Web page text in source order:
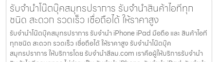
รับจำนำโน๊ตบุ๊คสมุทรปราการ รับจำนำสินค้าไอทีทุก
ชนิด สะดวก รวดเร็ว เชื่อถือได้ ให้ราคาสูง
รับจำนำโน๊ตบุ๊คสมุทรปราการ รับจำนำ iPhone iPad มือถือ และ สินค้าไอที
ทุกชนิด สะดวก รวดเร็ว เชื่อถือได้ ให้ราคาสูง รับจำนำโน๊ตบุ๊ค
สมุทรปราการ ให้บริการโดย รับจํานําสีลม.com เราคือผู้ให้บริการรับจำนำ